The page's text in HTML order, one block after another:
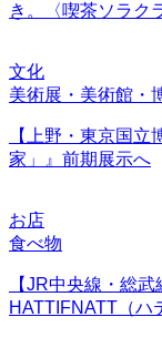
き。〈喫茶ソラク
文化
美術展・美術館・
【上野・東京国
家」』前期展示へ
お店
食べ物
【JR中央線・総
HATTIFNATT（ハ